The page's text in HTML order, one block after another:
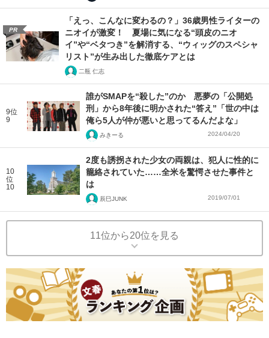
PR
「えっ、こんなに変わるの？」36歳男性ライターの
ニオイが激変！ 夏場に気になる“頭皮のニオ
イ”や“ベタつき”を解消する、“ウィッグのスペシャ
リスト”が生み出した徹底ケアとは
二瓶 仁志
9位
9
誰がSMAPを“殺した”のか 悪夢の「公開処
刑」から8年後に明かされた“答え”「世の中は
俺ら5人が仲が悪いと思ってるんだよな」
みきーる 2024/04/20
10
位
10
2度も誘拐された少女の両親は、犯人に性的に
籠絡されていた……全米を驚愕させた事件と
は
辰巳JUNK 2019/07/01
11位から20位を見る